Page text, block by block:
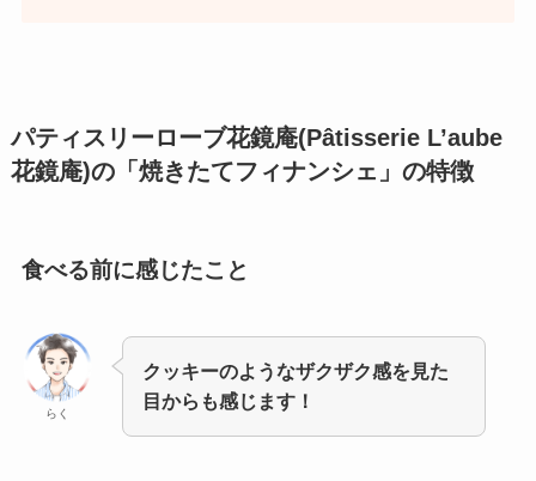
パティスリーローブ花鏡庵(Pâtisserie L’aube
花鏡庵)の「焼きたてフィナンシェ」 の特徴
食べる前に感じたこと
らく
クッキーのようなザクザク感を見た
目からも感じます！